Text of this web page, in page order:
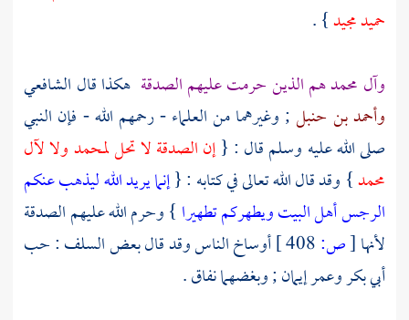
حميد مجيد} .
وآل محمدهم الذين حرمت عليهم الصدقة هكذا قال الشافعي
وأحمد بن حنبل; وغيرهما من العلماء - رحمهم الله - فإن النبي
صلى الله عليه وسلم قال : {إن الصدقة لا تحللمحمدولالآل
محمد} وقد قال الله تعالى في كتابه : {إنما يريد الله ليذهب عنكم
الرجس أهل البيت ويطهركم تطهيرا } وحرم الله عليهم الصدقة
لأنها[ص: أوساخ الناس وقد قال بعضالسلف: حب
أبي بكروعمرإيمان ; وبغضهما نفاق .